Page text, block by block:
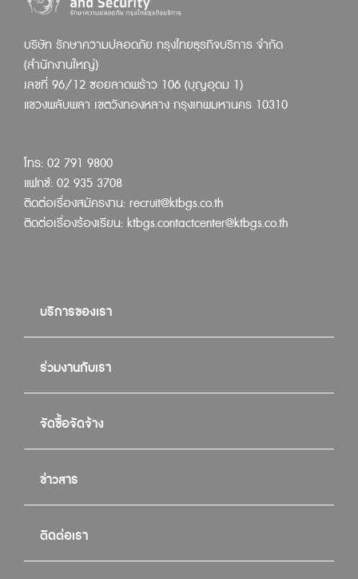
บริษัท รักษาความปลอดภัย กรุงไทยธุรกิจบริการ จำกัด
(สำนักงานใหญ่)
เลขที่ 96/12 ซอยลาดพร้าว 106 (บุญอุดม 1)
แขวงพลับพลา เขตวังทองหลาง กรุงเทพมหานคร 10310
โทร: 02 791 9800
แฟกซ์: 02 935 3708
ติดต่อเรื่องสมัครงาน: recruit@ktbgs.co.th
ติดต่อเรื่องร้องเรียน: ktbgs.contactcenter@ktbgs.co.th
บริการของเรา
ร่วมงานกับเรา
จัดซื้อจัดจ้าง
ข่าวสาร
ติดต่อเรา